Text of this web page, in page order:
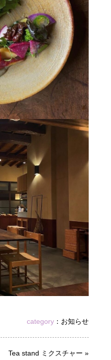
category ： お知らせ
Tea stand ミクスチャー »